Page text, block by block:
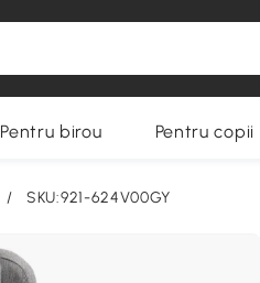
Pentru birou Pentru copii
/ SKU:921-624V00GY